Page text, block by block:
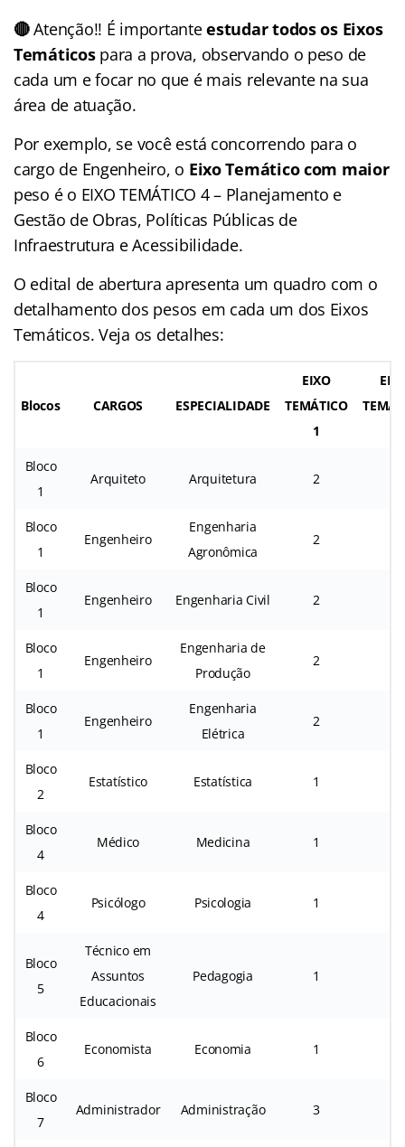
🔴Atenção!! É importanteestudar todos os Eixos
Temáticospara a prova, observando o peso de
cada um e focar no que é mais relevante na sua
área de atuação.
Por exemplo, se você está concorrendo para o
cargo de Engenheiro, o Eixo Temático com maior
peso é o EIXO TEMÁTICO 4 – Planejamento e
Gestão de Obras, Políticas Públicas de
Infraestrutura e Acessibilidade.
O edital de abertura apresenta um quadro com o
detalhamento dos pesos em cada um dos Eixos
Temáticos. Veja os detalhes:
Blocos CARGOS ESPECIALIDADE
EIXO
TEMÁTICO
1
Bloco
1
Arquiteto Arquitetura 2
Bloco
1
Engenheiro
Engenharia
Agronômica
2
Bloco
1
Engenheiro Engenharia Civil 2
Bloco
1
Engenheiro
Engenharia de
Produção
2
Bloco
1
Engenheiro
Engenharia
Elétrica
2
Bloco
2
Estatístico Estatística 1
Bloco
4
Médico Medicina 1
Bloco
4
Psicólogo Psicologia 1
Bloco
5
Técnico em
Assuntos
Educacionais
Pedagogia 1
Bloco
6
Economista Economia 1
Bloco
7
Administrador Administração 3